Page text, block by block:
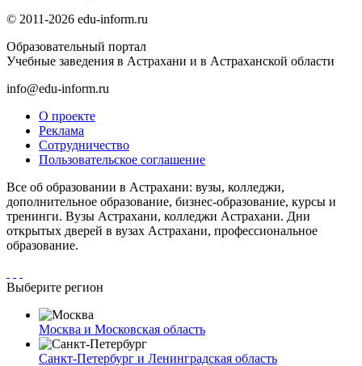
© 2011-2026 edu-inform.ru
Образовательный портал
Учебные заведения в Астрахани и в Астраханской области
info@edu-inform.ru
О проекте
Реклама
Сотрудничество
Пользовательское соглашение
Все об образовании в Астрахани: вузы, колледжи,
дополнительное образование, бизнес-образование, курсы и
тренинги. Вузы Астрахани, колледжи Астрахани. Дни
открытых дверей в вузах Астрахани, профессиональное
образование.
Выберите регион
Москва и Московская область
Санкт-Петербург и Ленинградская область